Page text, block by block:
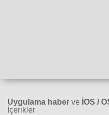
Uygulama haber ve İOS /
İçerikler